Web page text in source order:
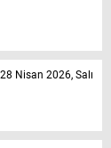
28 Nisan 2026, Salı